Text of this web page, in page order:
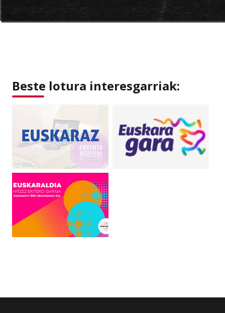
Beste lotura interesgarriak: